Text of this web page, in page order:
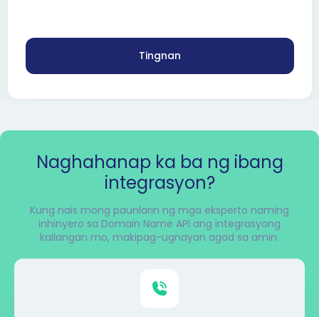
Tingnan
Naghahanap ka ba ng ibang
integrasyon?
Kung nais mong paunlarin ng mga eksperto naming
inhinyero sa Domain Name API ang integrasyong
kailangan mo, makipag-ugnayan agad sa amin.